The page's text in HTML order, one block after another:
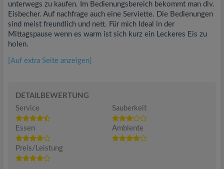
unterwegs zu kaufen. Im Bedienungsbereich bekommt man div.
Eisbecher. Auf nachfrage auch eine Serviette. Die Bedienungen
sind meist freundlich und nett. Für mich Ideal in der
Mittagspause wenn es warm ist sich kurz ein Leckeres Eis zu
holen.
[Auf extra Seite anzeigen]
DETAILBEWERTUNG
Service
Sauberkeit
Essen Ambiente
Preis/Leistung